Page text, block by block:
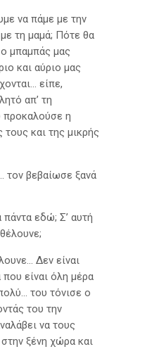
να πάμε με την
τη μαμά; Πότε θα
μπαμπάς μας
και αύριο μας
είπε,
απ’ τη
προκαλούσε η
και της μικρής
τον βεβαίωσε ξανά
πάντα εδώ; Σ’ αυτή
Δεν είναι
είναι όλη μέρα
του τόνισε ο
του την
να τους
ξένη χώρα και